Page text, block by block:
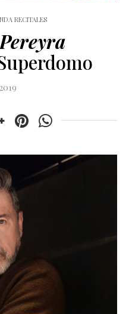
RECITALES